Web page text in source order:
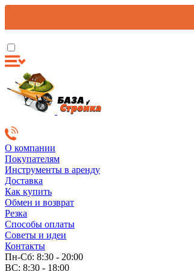
О компании
Покупателям
Инструменты в аренду
Доставка
Как купить
Обмен и возврат
Резка
Способы оплаты
Советы и идеи
Контакты
Пн-Сб: 8:30 - 20:00
ВС: 8:30 - 18:00